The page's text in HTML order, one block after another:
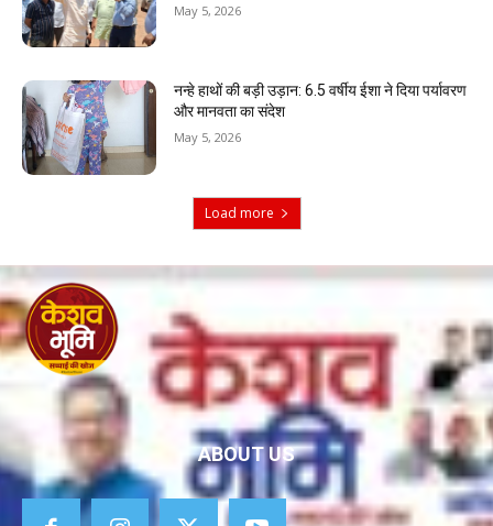
May 5, 2026
नन्हे हाथों की बड़ी उड़ान: 6.5 वर्षीय ईशा ने दिया पर्यावरण
और मानवता का संदेश
May 5, 2026
Load more
ABOUT US